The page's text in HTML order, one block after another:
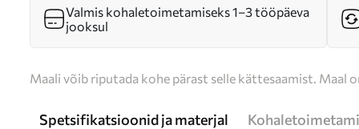
Valmis kohaletoimetamiseks 1–3 tööpäeva
jooksul
Maali võib riputada kohe pärast selle kättesaamist. Maal
Spetsifikatsioonid ja materjal